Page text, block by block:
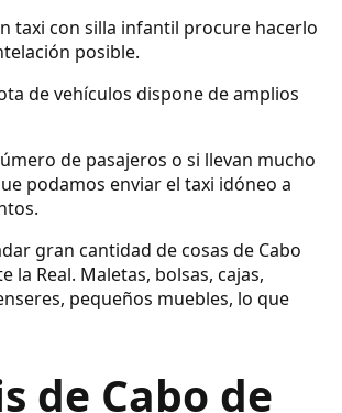
taxi con silla infantil procure hacerlo
posible.
de vehículos dispone de amplios
de pasajeros o si llevan mucho
podamos enviar el taxi idóneo a
gran cantidad de cosas de Cabo
la Real. Maletas, bolsas, cajas,
pequeños muebles, lo que
de Cabo de